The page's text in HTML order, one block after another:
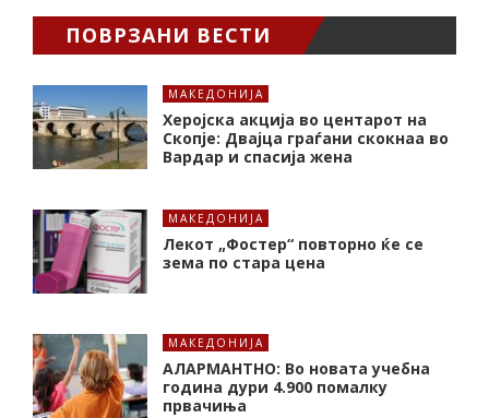
ПОВРЗАНИ ВЕСТИ
МАКЕДОНИЈА
Херојска акција во центарот на
Скопје: Двајца граѓани скокнаа во
Вардар и спасија жена
МАКЕДОНИЈА
Лекот „Фостер“ повторно ќе се
зема по стара цена
МАКЕДОНИЈА
АЛАРМАНТНО: Во новата учебна
година дури 4.900 помалку
првачиња